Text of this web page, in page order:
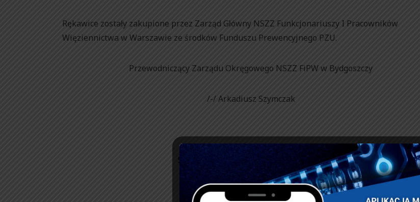
Rękawice zostały zakupione przez Zarząd Główny NSZZ Funkcjonariuszy I Pracowników
Więziennictwa w Warszawie ze środków Funduszu Prewencyjnego PZU.
Przewodniczący Zarządu Okręgowego NSZZ FiPW w Bydgoszczy
/-/ Arkadiusz Szymczak
Sponsorem strategicznym jest PZU.